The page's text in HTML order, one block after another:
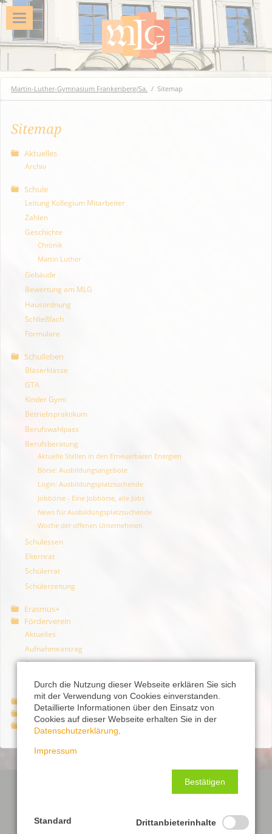
Martin-Luther-Gymnasium Frankenberg/Sa. Sitemap
Sitemap
Aktuelles
Archiv
Schule
Leitung Kollegium Mitarbeiter
Zahlen
Geschichte
Chronik
Martin Luther
Gebäude
Bewertung am MLG
Hausordnung
Schließfach
Formulare
Schulleben
Bläserklasse
GTA
Kinder Gymi
Betriebspraktikum
Berufswahlpass
Berufsberatung
Aktuelle Stellen in den Erneuerbaren Energien
Börse: Ausbildungsangebote
Login: Ausbildungsplatzsuchende
Jobbörse - Eine Jobbörse, alle Jobs
News für Ausbildungsplatzsuchende
Woche der offenen Unternehmen
Schulessen
Elternrat
Schülerrat
Schülerzeitung
Erasmus+
Förderverein
Aktuelles
Aufnahmeantrag
Satzung
Pläne & Noten
Auf an's MLG
Laufstark für unsere Region
Durch die Nutzung dieser Webseite erklären Sie sich
mit der Verwendung von Cookies einverstanden.
Detaillierte Informationen über den Einsatz von
Cookies auf dieser Webseite erhalten Sie in der
Datenschutzerklärung
Impressum
Bestätigen
Standard Drittanbieterinhalte